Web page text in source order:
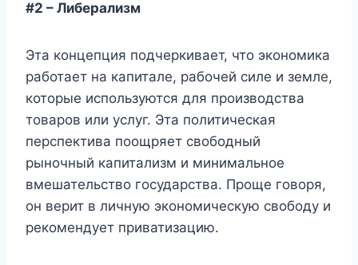
#2 – Либерализм
Эта концепция подчеркивает, что экономика
работает на капитале, рабочей силе и земле,
которые используются для производства
товаров или услуг. Эта политическая
перспектива поощряет свободный
рыночный капитализм и минимальное
вмешательство государства. Проще говоря,
он верит в личную экономическую свободу и
рекомендует приватизацию.